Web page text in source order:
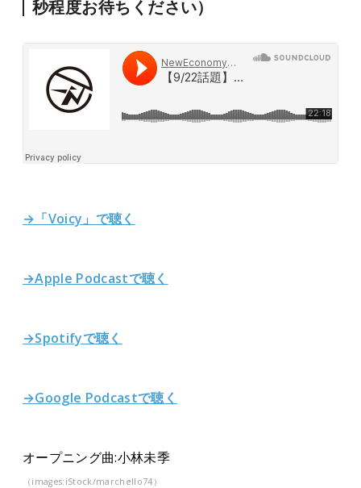
秒程度お待ちください）
→「Voicy」で聴く
→Apple Podcastで聴く
→Spotifyで聴く
→Google Podcastで聴く
オープニング曲:小林未季
（images:iStock/marchello74）